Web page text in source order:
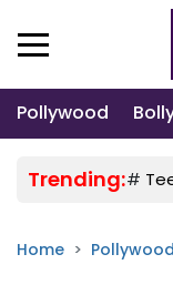
Pollywood
Trending:#
Home Pollywood